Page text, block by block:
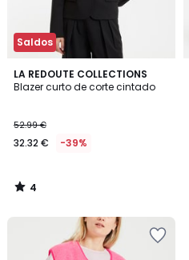
Saldos
LA REDOUTE COLLECTIONS
Blazer curto de corte cintado
52.99 €
32.32 € -39%
4
/
4
/